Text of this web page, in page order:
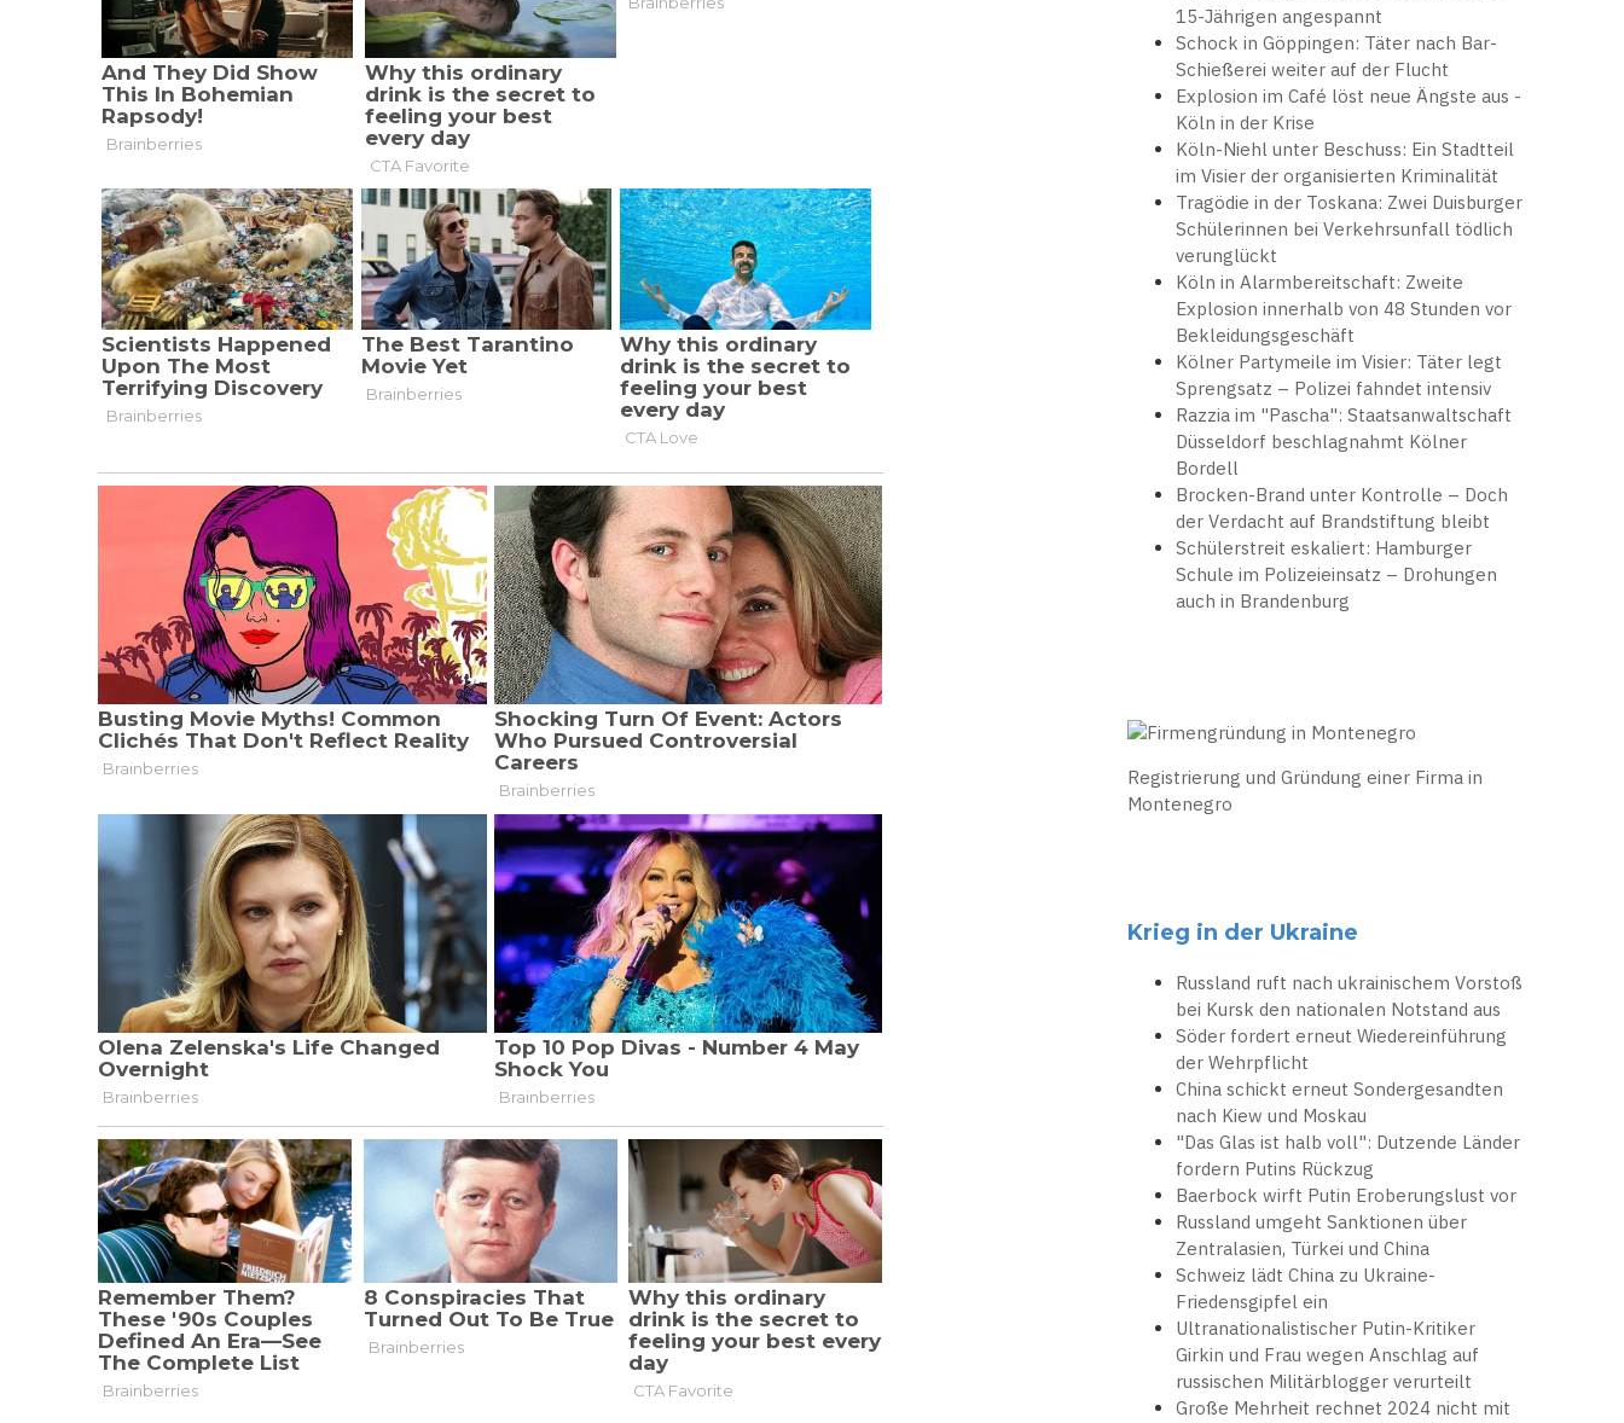
15-Jährigen angespannt
Schock in Göppingen: Täter nach Bar-
Schießerei weiter auf der Flucht
Explosion im Café löst neue Ängste aus -
Köln in der Krise
Köln-Niehl unter Beschuss: Ein Stadtteil
im Visier der organisierten Kriminalität
Tragödie in der Toskana: Zwei Duisburger
Schülerinnen bei Verkehrsunfall tödlich
verunglückt
Köln in Alarmbereitschaft: Zweite
Explosion innerhalb von 48 Stunden vor
Bekleidungsgeschäft
Kölner Partymeile im Visier: Täter legt
Sprengsatz – Polizei fahndet intensiv
Razzia im "Pascha": Staatsanwaltschaft
Düsseldorf beschlagnahmt Kölner
Bordell
Brocken-Brand unter Kontrolle – Doch
der Verdacht auf Brandstiftung bleibt
Schülerstreit eskaliert: Hamburger
Schule im Polizeieinsatz – Drohungen
auch in Brandenburg
Registrierung und Gründung einer Firma in
Montenegro
Krieg in der Ukraine
Russland ruft nach ukrainischem Vorstoß
bei Kursk den nationalen Notstand aus
Söder fordert erneut Wiedereinführung
der Wehrpflicht
China schickt erneut Sondergesandten
nach Kiew und Moskau
"Das Glas ist halb voll": Dutzende Länder
fordern Putins Rückzug
Baerbock wirft Putin Eroberungslust vor
Russland umgeht Sanktionen über
Zentralasien, Türkei und China
Schweiz lädt China zu Ukraine-
Friedensgipfel ein
Ultranationalistischer Putin-Kritiker
Girkin und Frau wegen Anschlag auf
russischen Militärblogger verurteilt
Große Mehrheit rechnet 2024 nicht mit